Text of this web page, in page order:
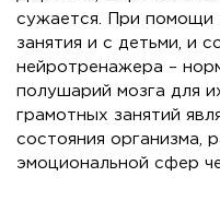
сужается. При помощи
занятия и с детьми, и
нейротренажера –
полушарий мозга для
грамотных занятий
состояния организма,
эмоциональной сфер